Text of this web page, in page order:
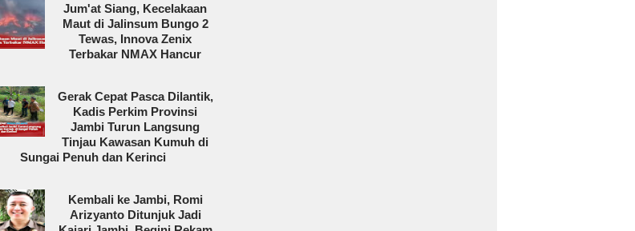
Jum'at Siang, Kecelakaan
Maut di Jalinsum Bungo 2
Tewas, Innova Zenix
Terbakar NMAX Hancur
Gerak Cepat Pasca Dilantik,
Kadis Perkim Provinsi
Jambi Turun Langsung
Tinjau Kawasan Kumuh di
Sungai Penuh dan Kerinci
Kembali ke Jambi, Romi
Arizyanto Ditunjuk Jadi